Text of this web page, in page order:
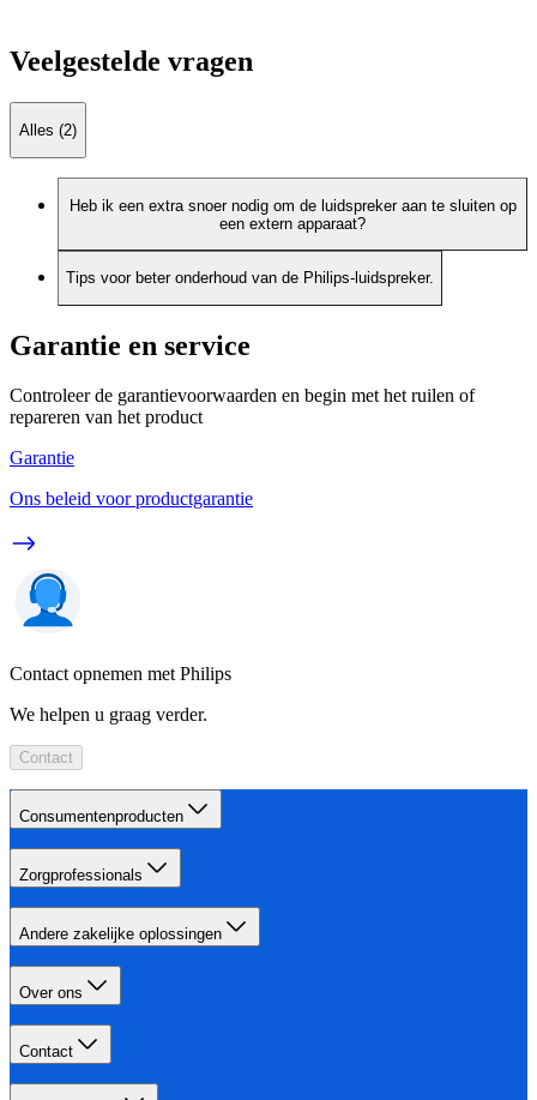
Veelgestelde vragen
Alles (2)
Heb ik een extra snoer nodig om de luidspreker aan te sluiten op
een extern apparaat?
Tips voor beter onderhoud van de Philips-luidspreker.
Garantie en service
Controleer de garantievoorwaarden en begin met het ruilen of
repareren van het product
Garantie
Ons beleid voor productgarantie
Contact opnemen met Philips
We helpen u graag verder.
Contact
Consumentenproducten
Zorgprofessionals
Andere zakelijke oplossingen
Over ons
Contact